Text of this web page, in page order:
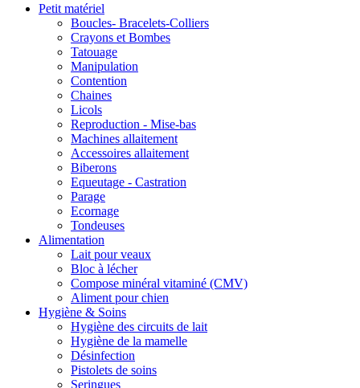
Petit matériel
Boucles- Bracelets-Colliers
Crayons et Bombes
Tatouage
Manipulation
Contention
Chaines
Licols
Reproduction - Mise-bas
Machines allaitement
Accessoires allaitement
Biberons
Equeutage - Castration
Parage
Ecornage
Tondeuses
Alimentation
Lait pour veaux
Bloc à lécher
Compose minéral vitaminé (CMV)
Aliment pour chien
Hygiène & Soins
Hygiène des circuits de lait
Hygiène de la mamelle
Désinfection
Pistolets de soins
Seringues